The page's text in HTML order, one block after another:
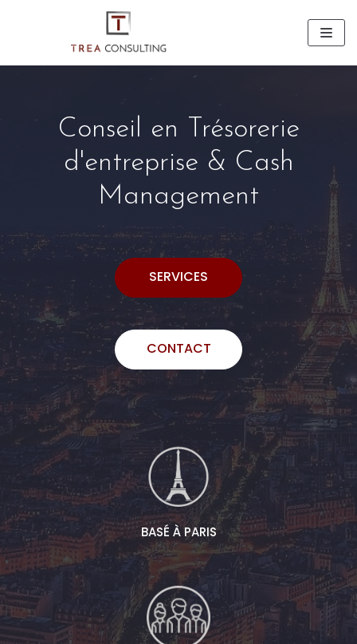
Conseil en Trésorerie
d'entreprise & Cash
Management
SERVICES
CONTACT
BASÉ À PARIS